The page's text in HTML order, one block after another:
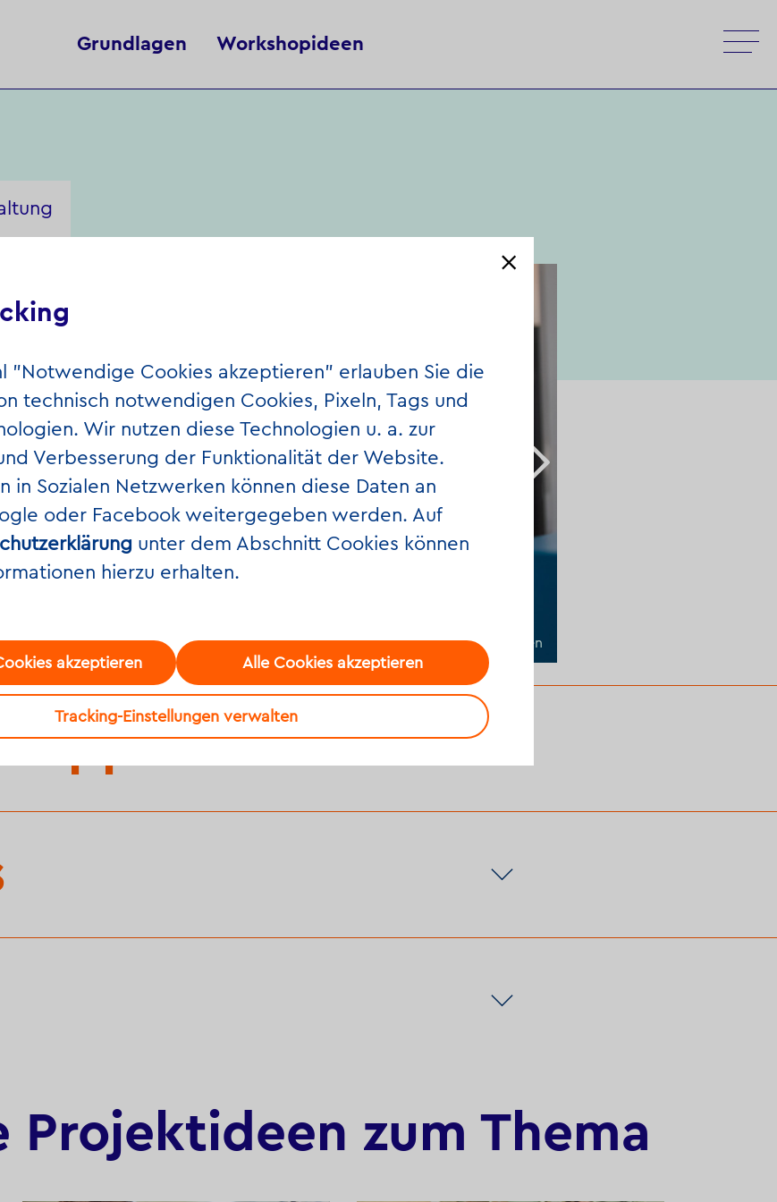
Grundlagen Workshopideen
© dbv/Nadja Wohlleben
Tipps
Projektideen zum Thema
"Notwendige Cookies akzeptieren" erlauben Sie die
technisch notwendigen Cookies, Pixeln, Tags und
Wir nutzen diese Technologien u. a. zur
Verbesserung der Funktionalität der Website.
in Sozialen Netzwerken können diese Daten an
oder Facebook weitergegeben werden. Auf
unter dem Abschnitt Cookies können
hierzu erhalten.
akzeptieren Alle Cookies akzeptieren
Tracking-Einstellungen verwalten